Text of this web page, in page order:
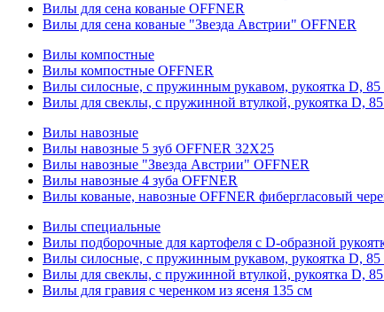
Вилы для сена кованые OFFNER
Вилы для сена кованые "Звезда Австрии" OFFNER
Вилы компостные
Вилы компостные OFFNER
Вилы силосные, с пружинным рукавом, рукоятка D, 85
Вилы для свеклы, с пружинной втулкой, рукоятка D,
Вилы навозные
Вилы навозные 5 зуб OFFNER 32X25
Вилы навозные "Звезда Австрии" OFFNER
Вилы навозные 4 зуба OFFNER
Вилы кованые, навозные OFFNER фибергласовый
Вилы специальные
Вилы подборочные для картофеля с D-образной
Вилы силосные, с пружинным рукавом, рукоятка D, 85
Вилы для свеклы, с пружинной втулкой, рукоятка D,
Вилы для гравия с черенком из ясеня 135 см